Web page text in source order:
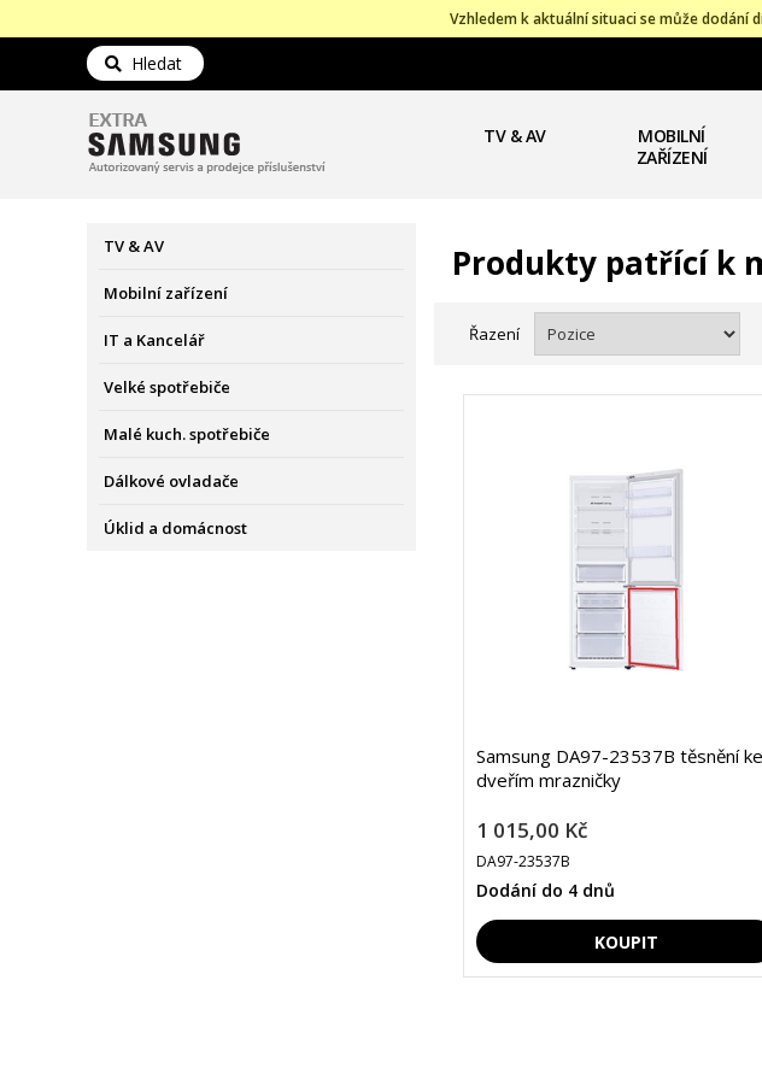
Vzhledem k aktuální situaci se může dodání
Hledat
TV & AV
MOBILNÍ
ZAŘÍZENÍ
TV & AV
Mobilní zařízení
IT a Kancelář
Velké spotřebiče
Malé kuch. spotřebiče
Dálkové ovladače
Úklid a domácnost
Produkty patřící k
Řazení
Samsung DA97-23537B těsnění ke
dveřím mrazničky
1 015,00 Kč
DA97-23537B
Dodání do 4 dnů